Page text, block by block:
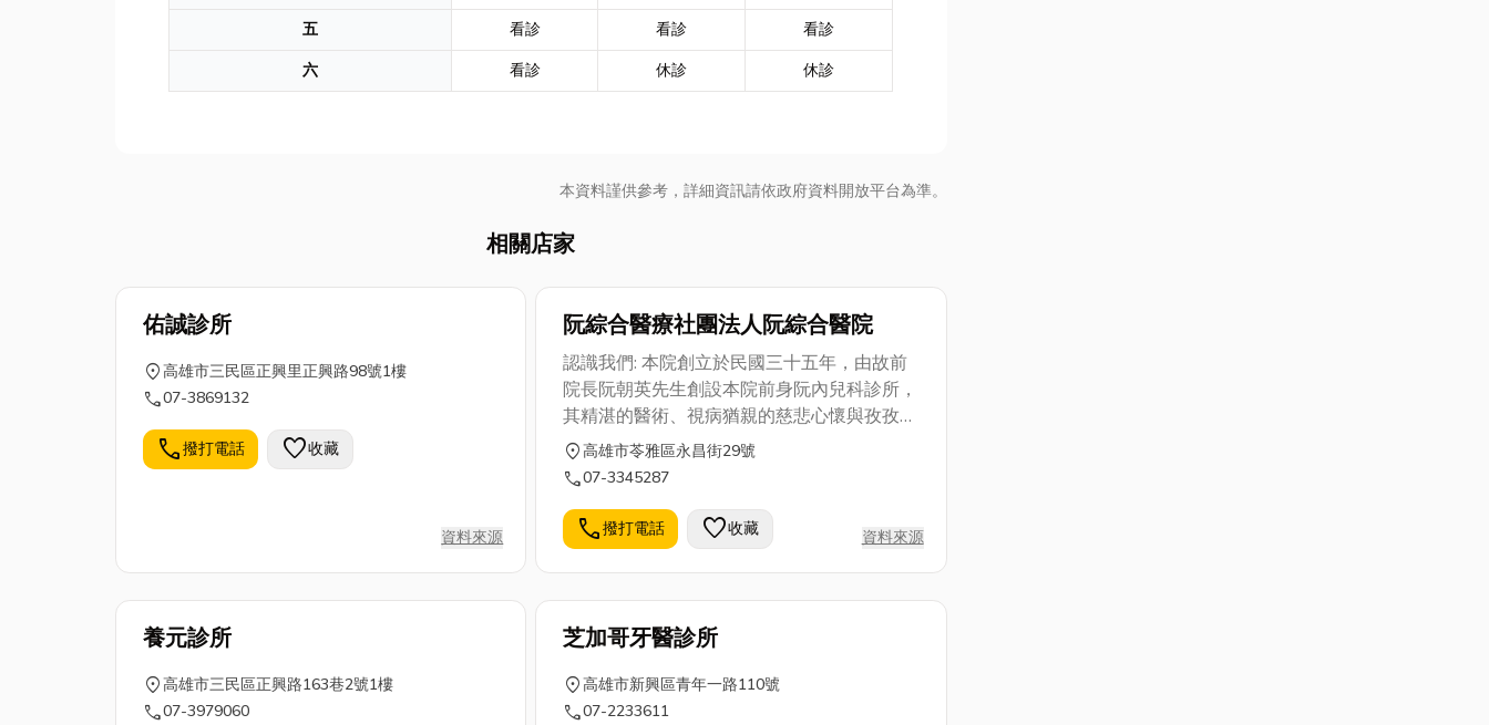
五
看診 看診
看診
六
看診 休診 休診
本資料謹供參考，詳細資訊請依政府資料開放平台為準。
相關店家
佑誠診所
location_on高雄市三民區正興里正興路98號1樓
call07-3869132
call撥打電話 favorite收藏
資料來源
阮綜合醫療社團法人阮綜合醫院
認識我們: 本院創立於民國三十五年，由故前
院長阮朝英先生創設本院前身阮內兒科診所，
其精湛的醫術、視病猶親的慈悲心懷與孜孜不
倦的敬業精神；除備受病患與家屬的信賴與讚
譽外，更為本院樹立半世紀以來耕耘杏林，親
切服務桑梓的不朽典範本院創立於民國三十五
年，由故前院長阮朝英先生創設本院前身阮內
兒科診所，其精湛的醫術、視病猶親的慈悲心
懷與孜孜不倦的敬業精神；除備受病患與家屬
的信賴與讚譽外，更為本院樹立半世紀以來耕
耘杏林，親切服務桑梓的不朽典範。 秉持
「取之於社會，用之於社會」的信念，設立一
所現代化大型醫院以濟世救人。
location_on高雄市苓雅區永昌街29號
call07-3345287
call撥打電話 favorite收藏 資料來源
養元診所
location_on高雄市三民區正興路163巷2號1樓
call07-3979060
芝加哥牙醫診所
location_on高雄市新興區青年一路110號
call07-2233611